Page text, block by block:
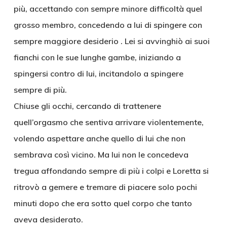
più, accettando con sempre minore difficoltà quel
grosso membro, concedendo a lui di spingere con
sempre maggiore desiderio . Lei si avvinghiò ai suoi
fianchi con le sue lunghe gambe, iniziando a
spingersi contro di lui, incitandolo a spingere
sempre di più.
Chiuse gli occhi, cercando di trattenere
quell’orgasmo che sentiva arrivare violentemente,
volendo aspettare anche quello di lui che non
sembrava così vicino. Ma lui non le concedeva
tregua affondando sempre di più i colpi e Loretta si
ritrovò a gemere e tremare di piacere solo pochi
minuti dopo che era sotto quel corpo che tanto
aveva desiderato.